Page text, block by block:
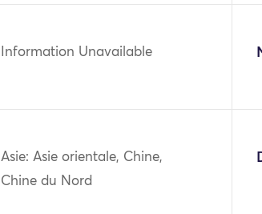
Information Unavailable
Asie: Asie orientale, Chine,
Chine du Nord